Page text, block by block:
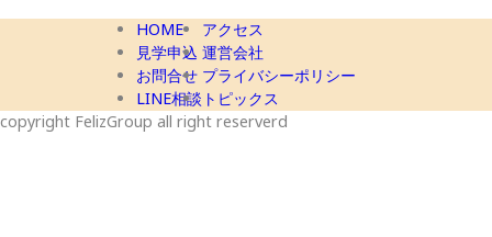
HOME
見学申込
お問合せ
LINE相談
アクセス
運営会社
プライバシーポリシー
トピックス
copyright FelizGroup all right reserverd